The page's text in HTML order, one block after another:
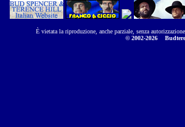
È vietata la riproduzione, anche parziale, senza
© 2002-2026